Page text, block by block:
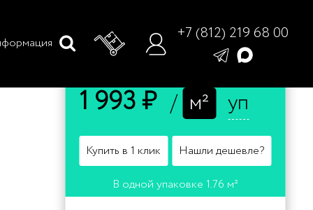
+7 (812) 219 68 00
1 993 ₽ / м² уп
Купить в 1 клик Нашли дешевле?
В одной упаковке 1.76 м²